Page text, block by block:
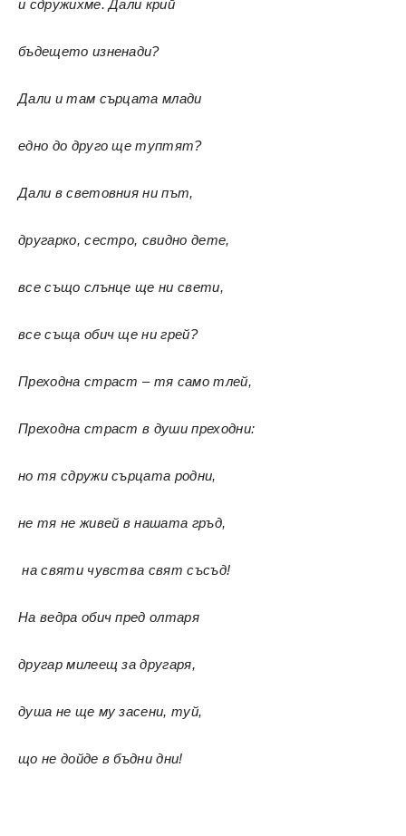
и сдружихме. Дали крий
бъдещето изненади?
Дали и там сърцата млади
едно до друго ще туптят?
Дали в световния ни път,
другарко, сестро, свидно дете,
все също слънце ще ни свети,
все съща обич ще ни грей?
Преходна страст – тя само тлей,
Преходна страст в души преходни:
но тя сдружи сърцата родни,
не тя не живей в нашата гръд,
на святи чувства свят съсъд!
На ведра обич пред олтаря
другар милеещ за другаря,
душа не ще му засени, туй,
що не дойде в бъдни дни!